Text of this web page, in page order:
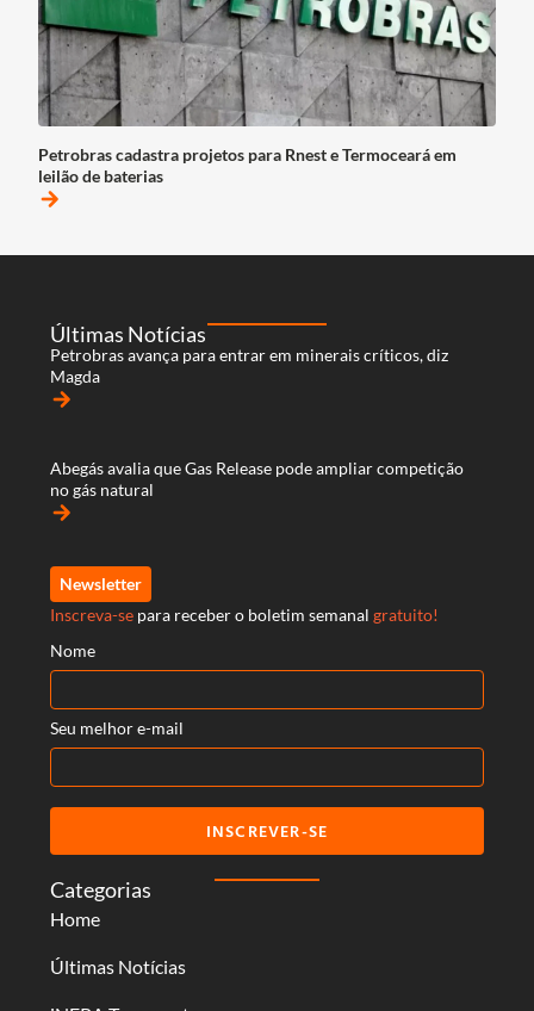
Petrobras cadastra projetos para Rnest e Termoceará em
leilão de baterias
arrow_forward
Categorias
Home
Últimas Notícias
Últimas Notícias
Petrobras avança para entrar em minerais críticos, diz
Magda
arrow_forward
Abegás avalia que Gas Release pode ampliar competição
no gás natural
arrow_forward
Newsletter
Inscreva-se para receber o boletim semanal gratuito!
Nome
Seu melhor e-mail
INSCREVER-SE